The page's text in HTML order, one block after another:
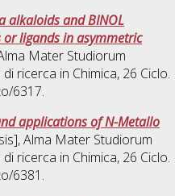
alkaloids and BINOL
or ligands in asymmetric
Mater Studiorum
ricerca in Chimica, 26 Ciclo.
6317.
applications of N-Metallo
Alma Mater Studiorum
ricerca in Chimica, 26 Ciclo.
6381.